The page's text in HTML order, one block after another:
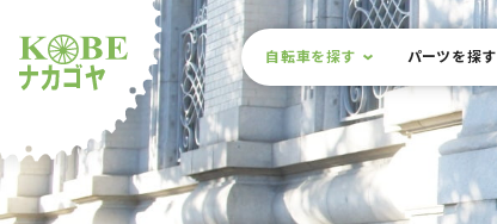
ショップナカゴヤ
サイト内メニュー
本文までスキップ
自転車を探す パーツを探す